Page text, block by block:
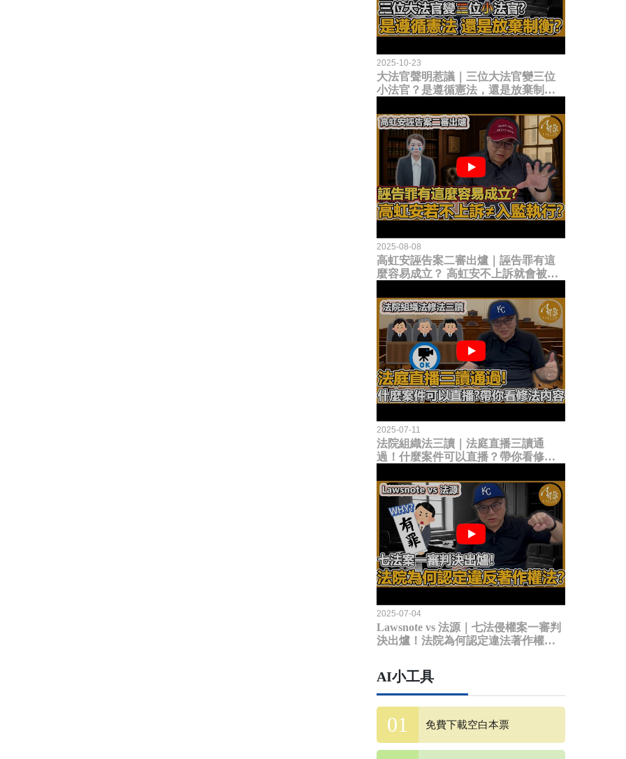
2025-10-23
大法官聲明惹議｜三位大法官變三位
小法官？是遵循憲法，還是放棄制衡
2025-08-08
高虹安誣告案二審出爐｜誣告罪有這
麼容易成立？ 高虹安不上訴就會被
2025-07-11
法院組織法三讀｜法庭直播三讀通
過！什麼案件可以直播？帶你看修法
2025-07-04
Lawsnote vs 法源｜七法侵權案一審判
決出爐！法院為何認定違法著作權
AI小工具
免費下載空白本票